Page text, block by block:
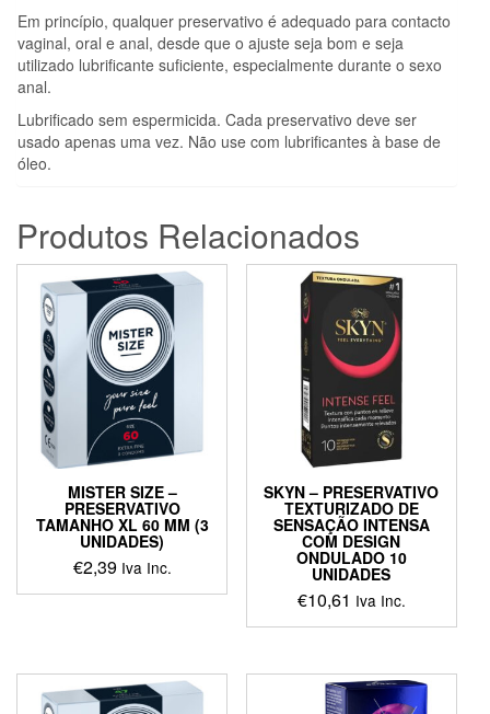
Em princípio, qualquer preservativo é adequado para contacto
vaginal, oral e anal, desde que o ajuste seja bom e seja
utilizado lubrificante suficiente, especialmente durante o sexo
anal.
Lubrificado sem espermicida. Cada preservativo deve ser
usado apenas uma vez. Não use com lubrificantes à base de
óleo.
Produtos Relacionados
MISTER SIZE –
PRESERVATIVO
TAMANHO XL 60 MM (3
UNIDADES)
€2,39 Iva Inc.
SKYN – PRESERVATIVO
TEXTURIZADO DE
SENSAÇÃO INTENSA
COM DESIGN
ONDULADO 10
UNIDADES
€10,61 Iva Inc.